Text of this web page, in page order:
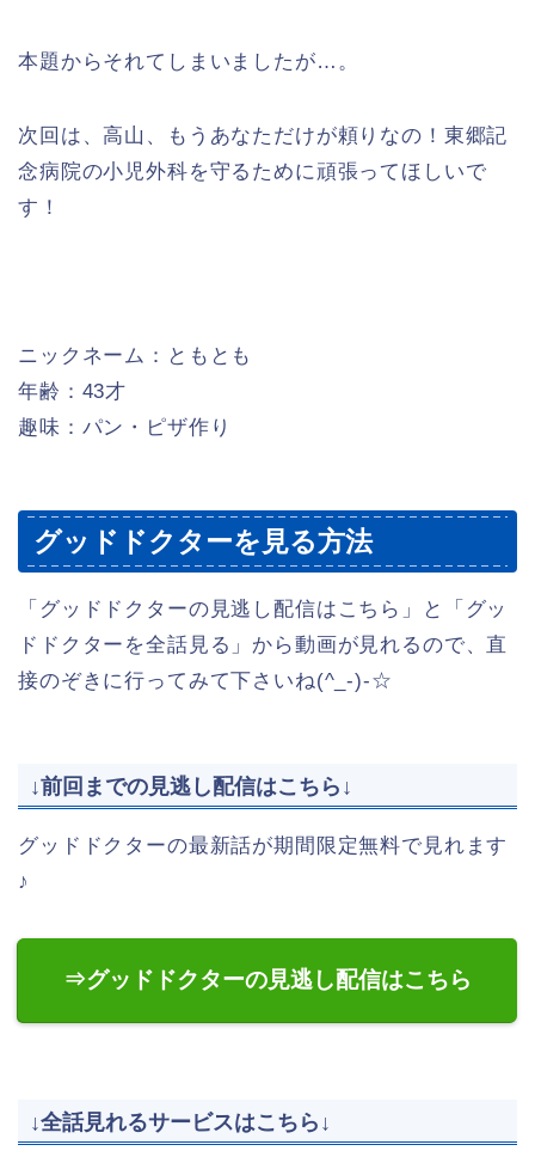
本題からそれてしまいましたが…。
次回は、高山、もうあなただけが頼りなの！東郷記
念病院の小児外科を守るために頑張ってほしいで
す！
ニックネーム：ともとも
年齢：43才
趣味：パン・ピザ作り
グッドドクターを見る方法
「グッドドクターの見逃し配信はこちら」と「グッ
ドドクターを全話見る」から動画が見れるので、直
接のぞきに行ってみて下さいね(^_-)-☆
↓前回までの見逃し配信はこちら↓
グッドドクターの最新話が期間限定無料で見れます
♪
⇒グッドドクターの見逃し配信はこちら
↓全話見れるサービスはこちら↓